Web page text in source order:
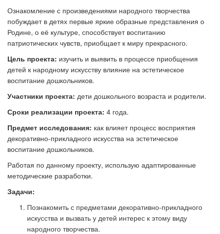
Ознакомление с произведениями народного творчества
побуждает в детях первые яркие образные представления о
Родине, о её культуре, способствует воспитанию
патриотических чувств, приобщает к миру прекрасного.
Цель проекта: изучить и выявить в процессе приобщения
детей к народному искусству влияние на эстетическое
воспитание дошкольников.
Участники проекта: дети дошкольного возраста и родители.
Сроки реализации проекта: 4 года.
Предмет исследования: как влияет процесс восприятия
декоративно-прикладного искусства на эстетическое
воспитание дошкольников.
Работая по данному проекту, использую адаптированные
методические разработки.
Задачи:
Познакомить с предметами декоративно-прикладного
искусства и вызвать у детей интерес к этому виду
народного творчества.